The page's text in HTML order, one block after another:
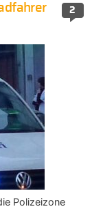
2
Polizeizone